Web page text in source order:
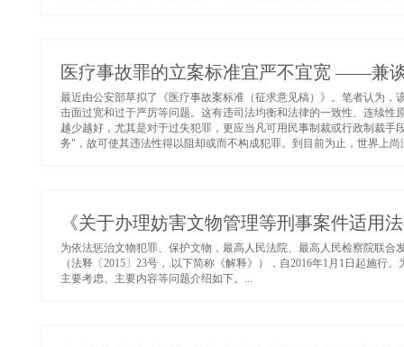
医疗事故罪的立案标准宜严不宜宽 ——兼
最近由公安部草拟了《医疗事故案标准（征求意见稿）》。笔者认为
击面过宽和过于严厉等问题。这有违司法均衡和法律的一致性、连续
越少越好，尤其是对于过失犯罪，更应当凡可用民事制裁或行政制裁
务"，故可使其违法性得以阻却或而不构成犯罪。到目前为止，世界上
《关于办理妨害文物管理等刑事案件适用
为依法惩治文物犯罪、保护文物，最高人民法院、最高人民检察院联
（法释〔2015〕23号，.以下简称《解释》），自2016年1月1日起施
主要考虑、主要内容等问题介绍如下。...